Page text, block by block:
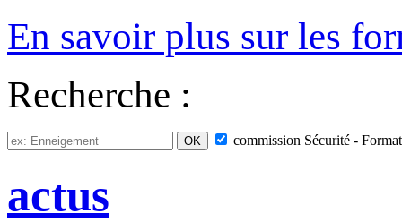
En savoir plus sur les
Recherche :
commission Sécurité -
actus